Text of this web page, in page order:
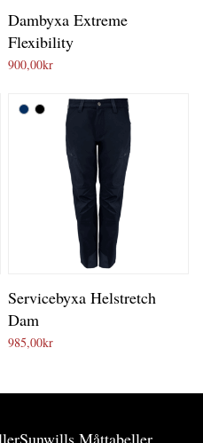
Dambyxa Extreme
Flexibility
900,00kr
Servicebyxa Helstretch
Dam
985,00kr
Sunwills Måttabeller